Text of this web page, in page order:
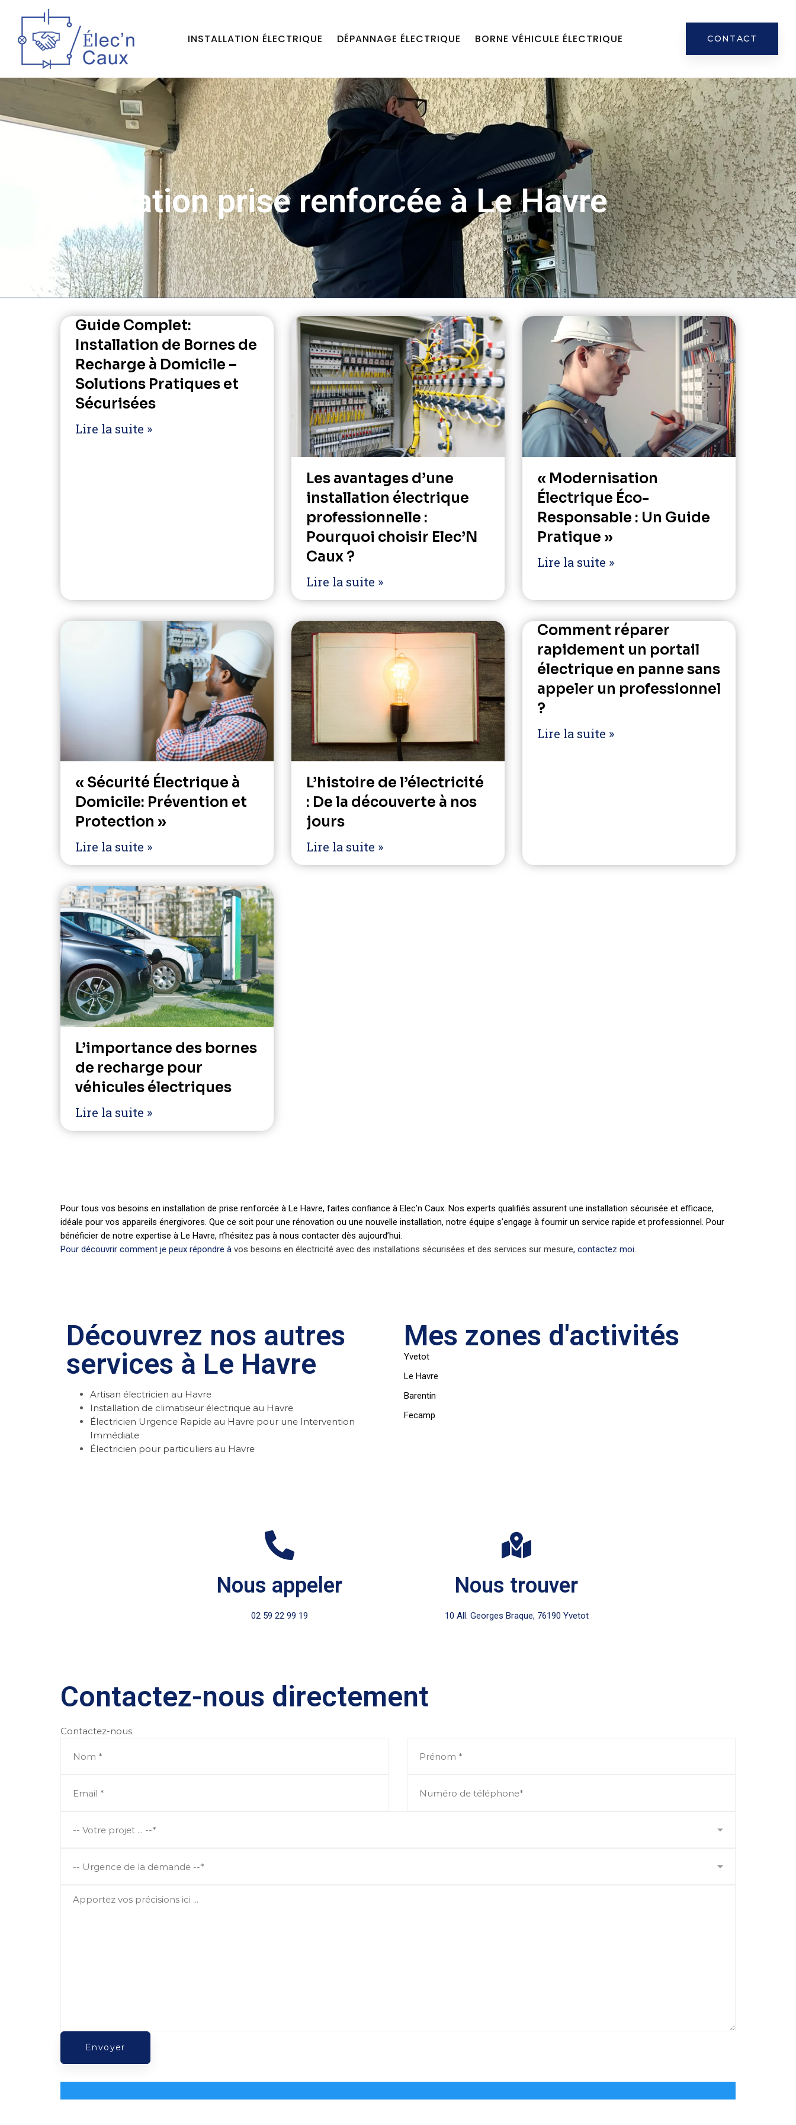
INSTALLATION ÉLECTRIQUE DÉPANNAGE ÉLECTRIQUE BORNE VÉHICULE ÉLECTRIQUE CONTACT
Installation prise renforcée à Le Havre
Guide Complet:
Installation de Bornes de
Recharge à Domicile –
Solutions Pratiques et
Sécurisées
Lire la suite »
Les avantages d’une
installation électrique
professionnelle :
Pourquoi choisir Elec’N
Caux ?
Lire la suite »
« Modernisation
Électrique Éco-
Responsable : Un Guide
Pratique »
Lire la suite »
« Sécurité Électrique à
Domicile: Prévention et
Protection »
Lire la suite »
L’histoire de l’électricité
: De la découverte à nos
jours
Lire la suite »
Comment réparer
rapidement un portail
électrique en panne sans
appeler un professionnel
?
Lire la suite »
L’importance des bornes
de recharge pour
véhicules électriques
Lire la suite »
Pour tous vos besoins en installation de prise renforcée à Le Havre, faites confiance à Elec’n Caux. Nos experts qualifiés assurent une installation sécurisée et efficace,
idéale pour vos appareils énergivores. Que ce soit pour une rénovation ou une nouvelle installation, notre équipe s’engage à fournir un service rapide et professionnel. Pour
bénéficier de notre expertise à Le Havre, n’hésitez pas à nous contacter dès aujourd’hui.
Pour découvrir comment je peux répondre à vos besoins en électricité avec des installations sécurisées et des services sur mesure, contactez moi.
Découvrez nos autres
services à Le Havre
Artisan électricien au Havre
Installation de climatiseur électrique au Havre
Électricien Urgence Rapide au Havre pour une Intervention
Immédiate
Électricien pour particuliers au Havre
Mes zones d'activités
Yvetot
Le Havre
Barentin
Fecamp
Nous appeler
02 59 22 99 19
Nous trouver
10 All. Georges Braque, 76190 Yvetot
Contactez-nous directement
Contactez-nous